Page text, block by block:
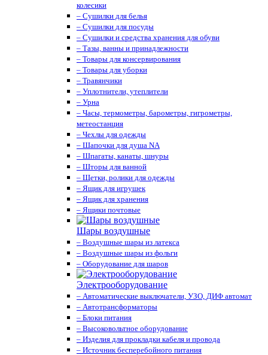
колесики
– Сушилки для белья
– Сушилки для посуды
– Сушилки и средства хранения для обуви
– Тазы, ванны и принадлежности
– Товары для консервирования
– Товары для уборки
– Травянчики
– Уплотнители, утеплители
– Урна
– Часы, термометры, барометры, гигрометры,
метеостанция
– Чехлы для одежды
– Шапочки для душа NA
– Шпагаты, канаты, шнуры
– Шторы для ванной
– Щетки, ролики для одежды
– Ящик для игрушек
– Ящик для хранения
– Ящики почтовые
Шары воздушные
– Воздушные шары из латекса
– Воздушные шары из фольги
– Оборудование для шаров
Электрооборудование
– Автоматические выключатели, УЗО, ДИФ автомат
– Автотрансформаторы
– Блоки питания
– Высоковольтное оборудование
– Изделия для прокладки кабеля и провода
– Источник бесперебойного питания